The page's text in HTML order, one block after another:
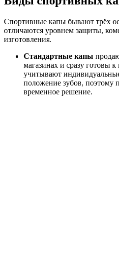
Спортивные капы бывают трёх
отличаются уровнем защиты,
изготовления.
Стандартные капы
магазинах и сразу готовы
учитывают
положение зубов, поэтому
временное решение.